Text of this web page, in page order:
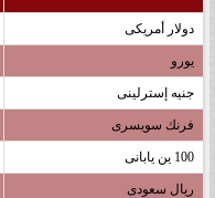
دولار أمريكى
يورو
جنيه إسترلينى
فرنك سويسرى
100 ين يابانى
ريال سعودى